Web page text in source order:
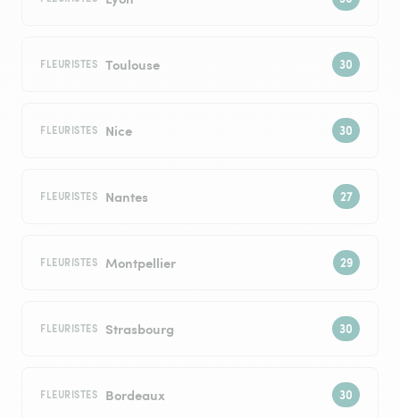
FLEURISTES Toulouse
FLEURISTES Nice
FLEURISTES Nantes
FLEURISTES Montpellier
FLEURISTES Strasbourg
FLEURISTES Bordeaux